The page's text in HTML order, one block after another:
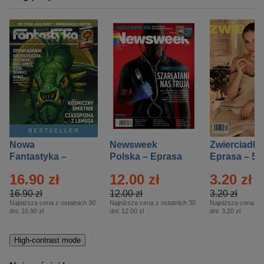
BESTSELLER
Nowa
Fantastyka –
16.90 zł
16.90 zł
Najniższa cena z ostatnich 30
dni: 16.90 zł
Newsweek
Polska – Eprasa
12.00 zł
12.00 zł
Najniższa cena z ostatnich 30
dni: 12.00 zł
Zwierciadło
Eprasa – 5/
3.20 zł
3.20 zł
Najniższa cena z
dni: 3.20 zł
High-contrast mode